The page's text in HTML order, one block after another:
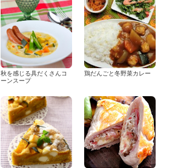
秋を感じる具だくさんコ
ーンスープ
鶏だんごと冬野菜カレー